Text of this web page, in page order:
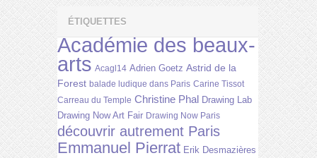
ÉTIQUETTES
Académie des beaux-
arts Acagl14 Adrien Goetz Astrid de la
Forest balade ludique dans Paris Carine Tissot
Carreau du Temple Christine Phal Drawing Lab
Drawing Now Art Fair Drawing Now Paris
découvrir autrement Paris
Emmanuel Pierrat Erik Desmazières